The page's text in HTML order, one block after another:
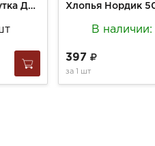
Готовые завтраки Хрутка Дуо 200г Шарики пакет
В наличии:
397
за 1 шт